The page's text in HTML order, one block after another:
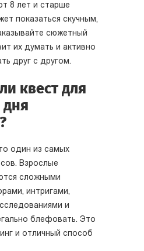
8 лет и старше
показаться скучным,
сюжетный
их думать и активно
друг с другом.
квест для
дня
один из самых
Взрослые
сложными
интригами,
и
блефовать. Это
и отличный способ